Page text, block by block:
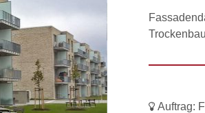
Trockenbau
Auftrag: